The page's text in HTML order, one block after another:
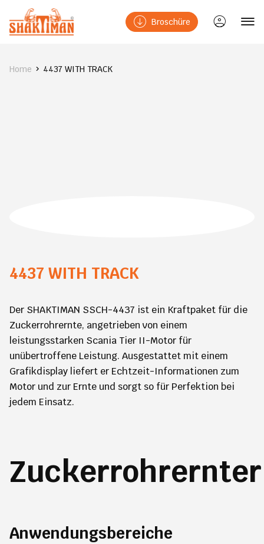
Broschüre
Home 4437 WITH TRACK
4437 WITH TRACK
Der SHAKTIMAN SSCH-4437 ist ein Kraftpaket für die
Zuckerrohrernte, angetrieben von einem
leistungsstarken Scania Tier II-Motor für
unübertroffene Leistung. Ausgestattet mit einem
Grafikdisplay liefert er Echtzeit-Informationen zum
Motor und zur Ernte und sorgt so für Perfektion bei
jedem Einsatz.
Zuckerrohrernter
Anwendungsbereiche